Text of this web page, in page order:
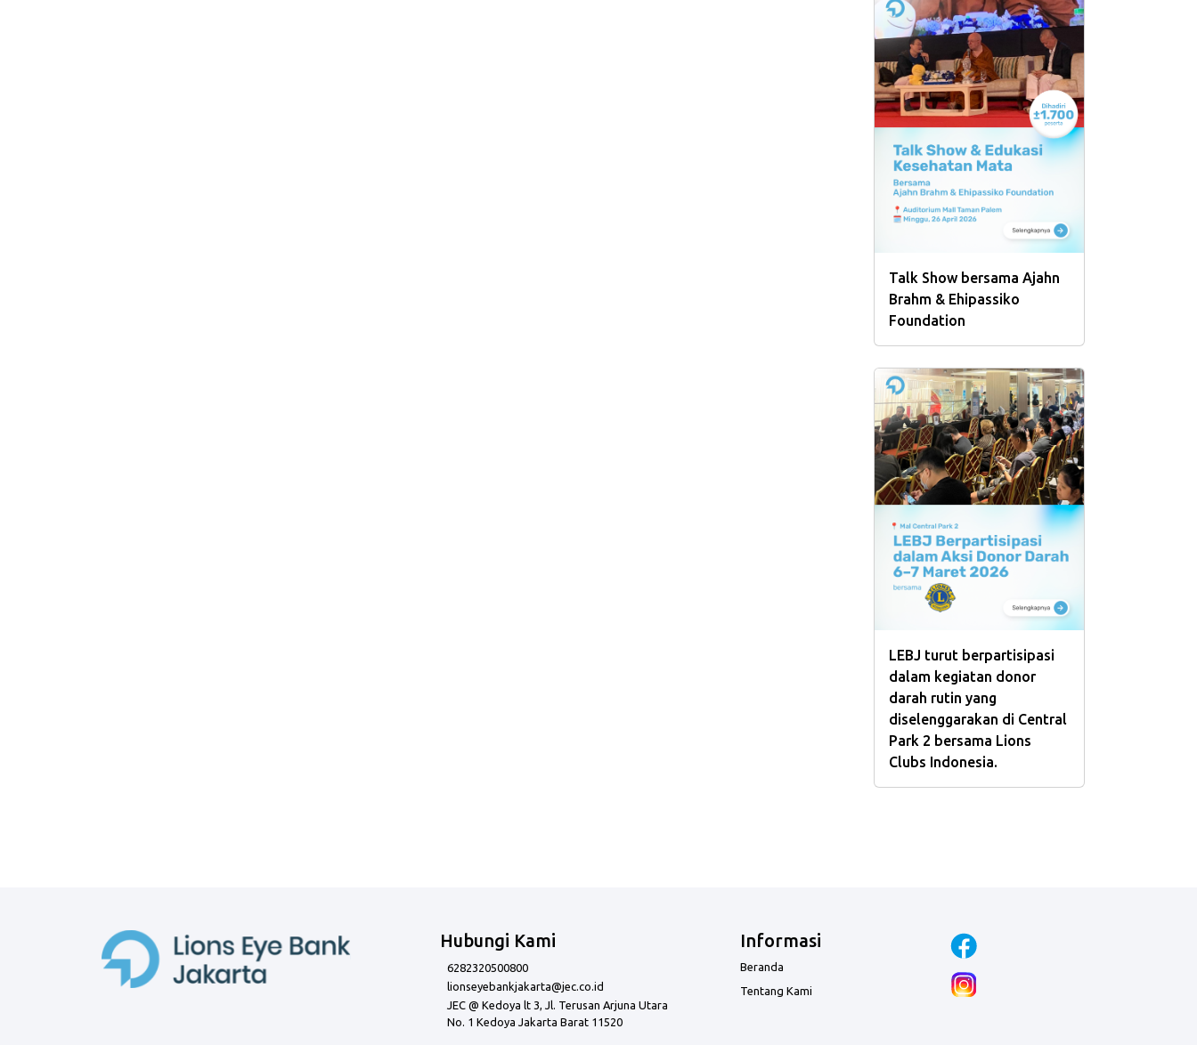
Talk Show bersama Ajahn
Brahm & Ehipassiko
Foundation
LEBJ turut berpartisipasi
dalam kegiatan donor
darah rutin yang
diselenggarakan di Central
Park 2 bersama Lions
Clubs Indonesia.
Hubungi Kami
6282320500800
lionseyebankjakarta@jec.co.id
JEC @ Kedoya lt 3, Jl. Terusan Arjuna Utara
No. 1 Kedoya Jakarta Barat 11520
Informasi
Beranda
Tentang Kami